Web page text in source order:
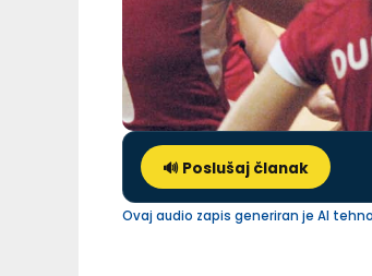
🔊 Poslušaj članak
Ovaj audio zapis generiran je AI